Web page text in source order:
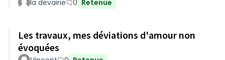
la devairie 0 Retenue
Les travaux, mes déviations d'amour non
évoquées